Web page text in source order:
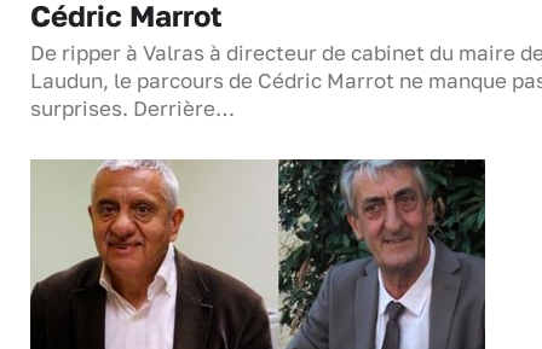
Cédric Marrot
De ripper à Valras à directeur de cabinet du maire
Laudun, le parcours de Cédric Marrot ne manque
surprises. Derrière…